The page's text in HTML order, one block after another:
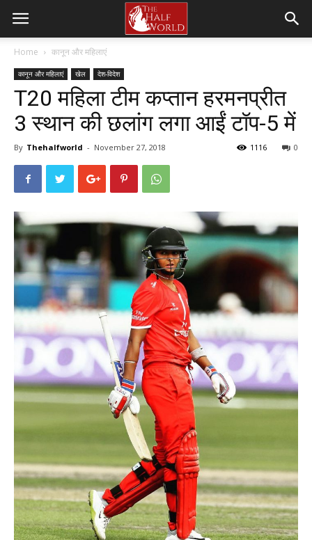
Home कानून और महिलाएं
कानून और महिलाएं खेल देश-विदेश
T20 महिला टीम कप्तान हरमनप्रीत
3 स्थान की छलांग लगा आईं टॉप-5 में
By Thehalfworld - November 27, 2018 0
1116